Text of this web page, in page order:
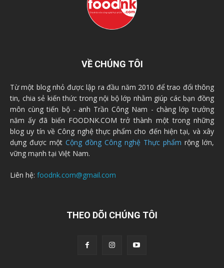
VỀ CHÚNG TÔI
Từ một blog nhỏ được lập ra đầu năm 2010 để trao đổi thông
tin, chia sẻ kiến thức trong nội bộ lớp nhằm giúp các bạn đồng
môn cùng tiến bộ - anh Trần Công Nam - chàng lớp trưởng
năm ấy đã biến FOODNK.COM trở thành một trong những
blog uy tín về Công nghệ thực phẩm cho đến hiện tại, và xây
dựng được một Cộng đồng Công nghệ Thực phẩm rộng lớn,
vững mạnh tại Việt Nam.
Liên hệ: foodnk.com@gmail.com
THEO DÕI CHÚNG TÔI